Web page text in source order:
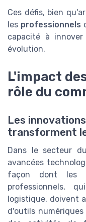
Ces défis, bien
les professionnels
capacité à
évolution.
L'impact
rôle du
Les
transforment
Dans le secteur
avancées
façon dont les
professionnels,
logistique, doivent
d'outils